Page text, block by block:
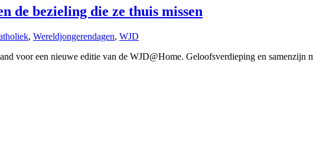
de bezieling die ze thuis missen
, Wereldjongerendagen, WJD
voor een nieuwe editie van de WJD@Home. Geloofsverdieping en samenzijn